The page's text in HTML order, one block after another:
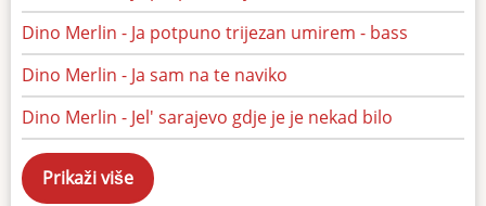
Dino Merlin - Ja potpuno trijezan umirem - bass
Dino Merlin - Ja sam na te naviko
Dino Merlin - Jel' sarajevo gdje je je nekad bilo